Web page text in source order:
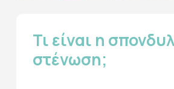
Τιείναι η
στένωση;